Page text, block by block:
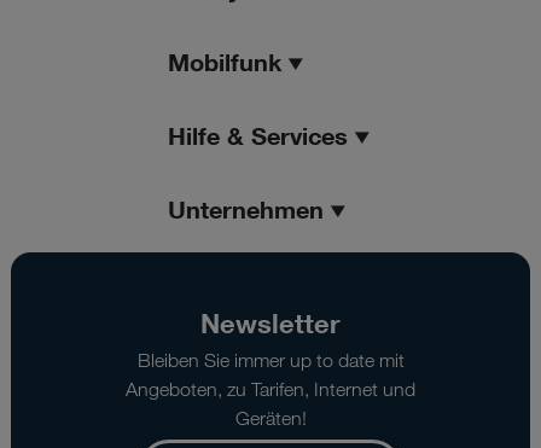
Mobilfunk
Hilfe & Services
Unternehmen
Newsletter
Bleiben Sie immer up to date mit
Angeboten, zu Tarifen, Internet und
Geräten!